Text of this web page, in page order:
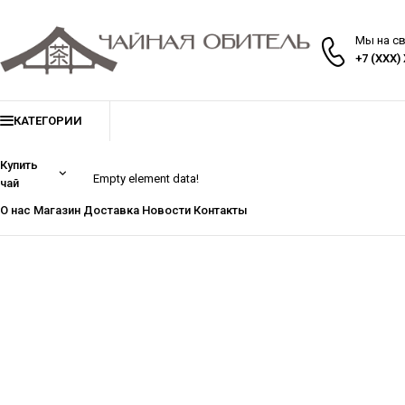
Мы на
+7 (XXX)
КАТЕГОРИИ
Купить
чай
Empty element data!
О нас Магазин Доставка Новости Контакты